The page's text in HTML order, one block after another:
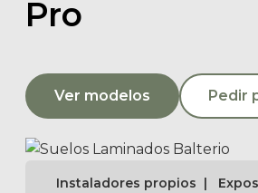
Pro
Ver modelos Pedir
Instaladores propios |